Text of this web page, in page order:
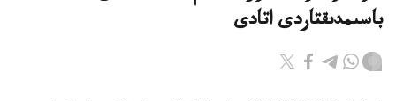
باسىمدىقتاردى اتادى